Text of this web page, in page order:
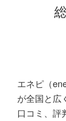
エネピ（
が全国と広
口コミ、評